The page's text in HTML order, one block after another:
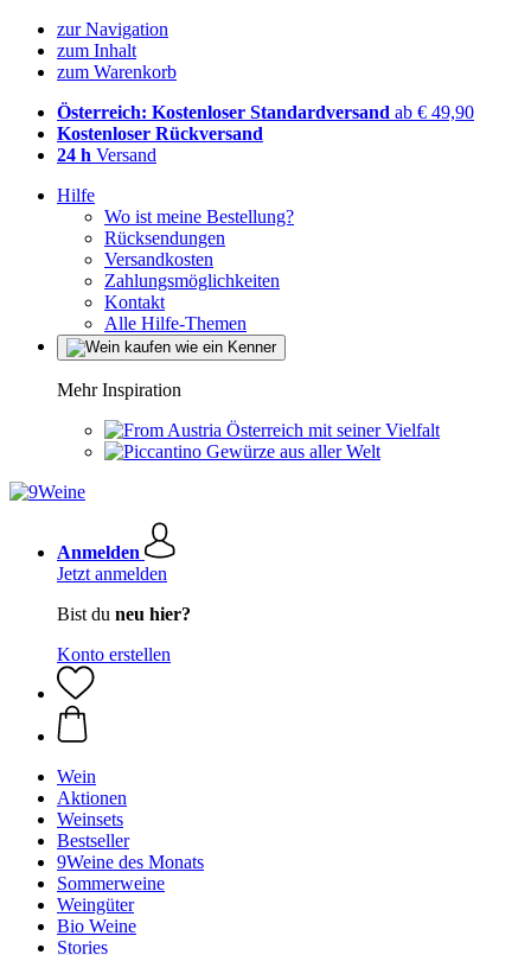
zur Navigation
zum Inhalt
zum Warenkorb
Österreich: Kostenloser Standardversand ab € 49,90
Kostenloser Rückversand
24 h Versand
Hilfe
Wo ist meine Bestellung?
Rücksendungen
Versandkosten
Zahlungsmöglichkeiten
Kontakt
Alle Hilfe-Themen
Mehr Inspiration
Österreich mit seiner Vielfalt
Gewürze aus aller Welt
Anmelden
Jetzt anmelden
Bist du neu hier?
Konto erstellen
Wein
Aktionen
Weinsets
Bestseller
9Weine des Monats
Sommerweine
Weingüter
Bio Weine
Stories